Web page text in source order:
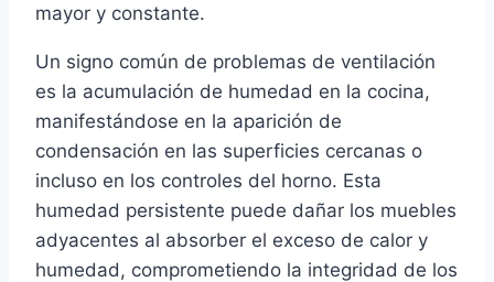
mayor y constante.
Un signo común de problemas de ventilación
es la acumulación de humedad en la cocina,
manifestándose en la aparición de
condensación en las superficies cercanas o
incluso en los controles del horno. Esta
humedad persistente puede dañar los muebles
adyacentes al absorber el exceso de calor y
humedad, comprometiendo la integridad de los